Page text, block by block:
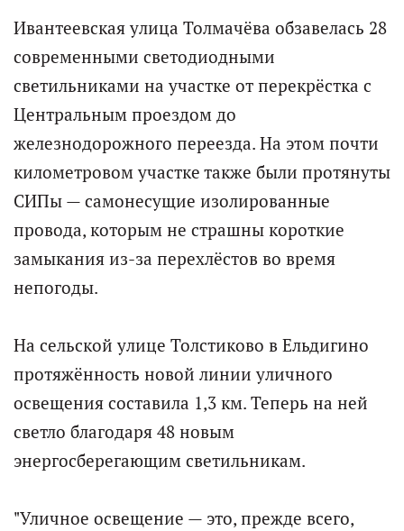
Ивантеевская улица Толмачёва обзавелась 28
современными светодиодными
светильниками на участке от перекрёстка с
Центральным проездом до
железнодорожного переезда. На этом почти
километровом участке также были протянуты
СИПы — самонесущие изолированные
провода, которым не страшны короткие
замыкания из-за перехлёстов во время
непогоды.
На сельской улице Толстиково в Ельдигино
протяжённость новой линии уличного
освещения составила 1,3 км. Теперь на ней
светло благодаря 48 новым
энергосберегающим светильникам.
"Уличное освещение — это, прежде всего,